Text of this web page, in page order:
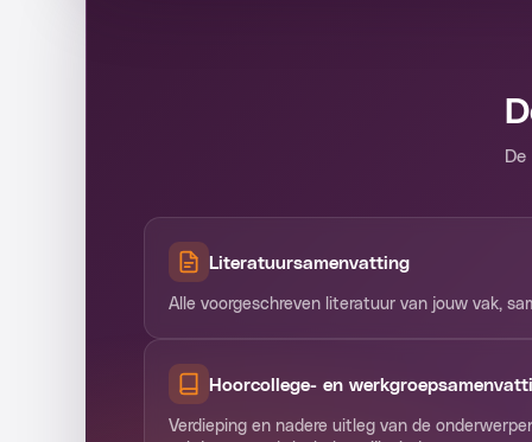
Literatuursamenvatting
Alle voorgeschreven literatuur van jouw vak,
Hoorcollege- en
Verdieping en nadere uitleg van de